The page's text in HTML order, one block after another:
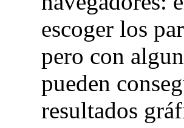
escoger los
pero con
pueden
resultados